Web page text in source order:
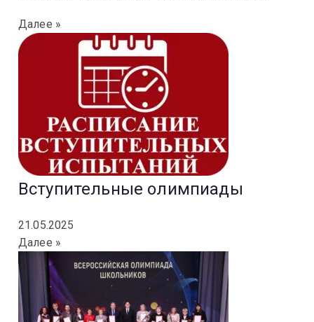
Далее »
Вступительные олимпиады
21.05.2025
Далее »